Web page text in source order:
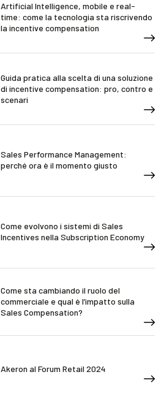
Artificial Intelligence, mobile e real-
time: come la tecnologia sta riscrivendo
la incentive compensation
Guida pratica alla scelta di una soluzione
di incentive compensation: pro, contro e
scenari
Sales Performance Management:
perché ora è il momento giusto
Come evolvono i sistemi di Sales
Incentives nella Subscription Economy
Come sta cambiando il ruolo del
commerciale e qual è l’impatto sulla
Sales Compensation?
Akeron al Forum Retail 2024